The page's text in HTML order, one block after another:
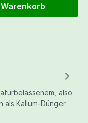
also
als Kalium-Dünger